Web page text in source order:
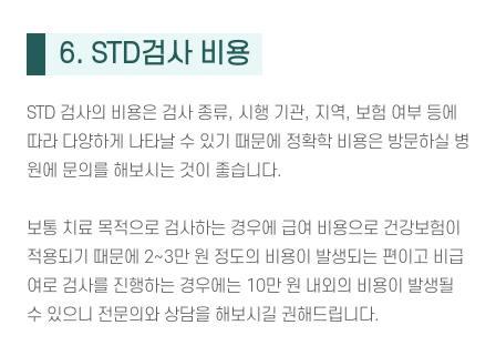
6. STD검사 비용
STD 검사의 비용은 검사 종류, 시행 기관, 지역, 보험 여부 등에
따라 다양하게 나타날 수 있기 때문에 정확학 비용은 방문하실 병
원에 문의를 해보시는 것이 좋습니다.
보통 치료 목적으로 검사하는 경우에 급여 비용으로 건강보험이
적용되기 때문에 2~3만 원 정도의 비용이 발생되는 편이고 비급
여로 검사를 진행하는 경우에는 10만 원 내외의 비용이 발생될
수 있으니 전문의와 상담을 해보시길 권해드립니다.